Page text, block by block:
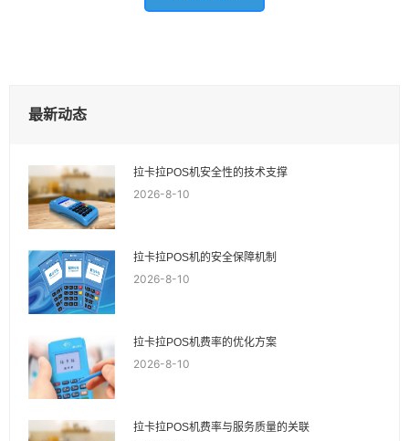
最新动态
拉卡拉POS机安全性的技术支撑
2026-8-10
拉卡拉POS机的安全保障机制
2026-8-10
拉卡拉POS机费率的优化方案
2026-8-10
拉卡拉POS机费率与服务质量的关联